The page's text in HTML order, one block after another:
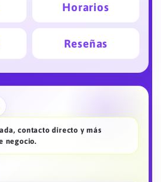
Horarios
Reseñas
contacto directo y más
negocio.